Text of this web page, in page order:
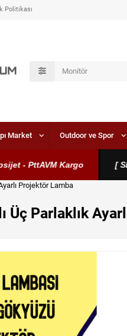
Politikası
Market Outdoor ve Spor
- PttAVM Kargo [
Projektör Lamba
Üç Parlaklık